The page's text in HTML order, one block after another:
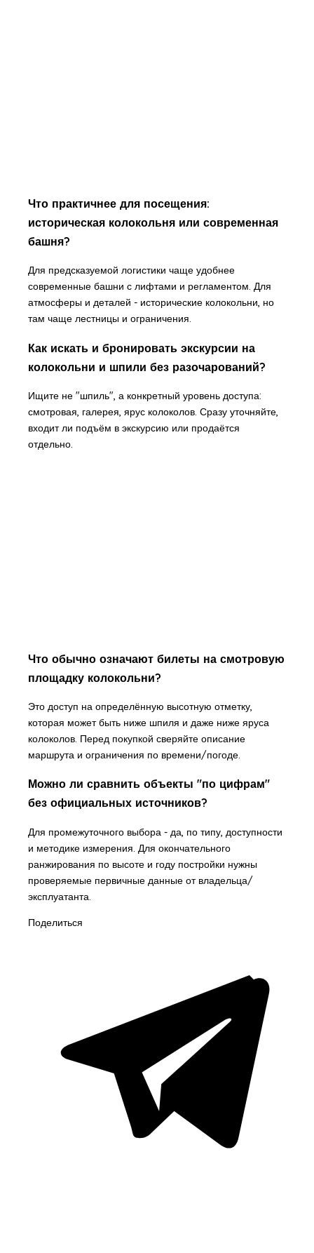
Что практичнее для посещения:
историческая колокольня или современная
башня?
Для предсказуемой логистики чаще удобнее
современные башни с лифтами и регламентом. Для
атмосферы и деталей - исторические колокольни, но
там чаще лестницы и ограничения.
Как искать и бронировать экскурсии на
колокольни и шпили без разочарований?
Ищите не "шпиль", а конкретный уровень доступа:
смотровая, галерея, ярус колоколов. Сразу уточняйте,
входит ли подъём в экскурсию или продаётся
отдельно.
Что обычно означают билеты на смотровую
площадку колокольни?
Это доступ на определённую высотную отметку,
которая может быть ниже шпиля и даже ниже яруса
колоколов. Перед покупкой сверяйте описание
маршрута и ограничения по времени/погоде.
Можно ли сравнить объекты "по цифрам"
без официальных источников?
Для промежуточного выбора - да, по типу, доступности
и методике измерения. Для окончательного
ранжирования по высоте и году постройки нужны
проверяемые первичные данные от владельца/
эксплуатанта.
Поделиться